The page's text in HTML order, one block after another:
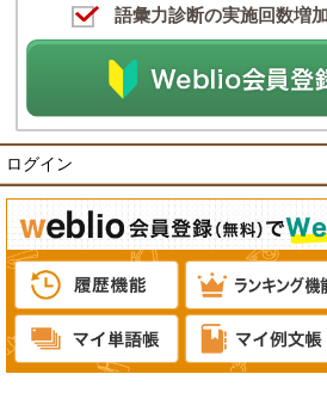
語彙力診断の実施回数増
ログイン